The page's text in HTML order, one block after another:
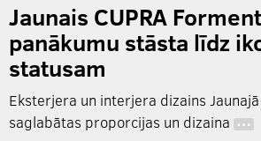
Jaunais CUPRA
panākumu stāsta līdz
statusam
Eksterjera un interjera dizains
saglabātas proporcijas un dizaina …